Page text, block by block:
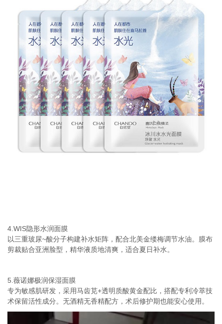
4.WIS隐形水润面膜
以三重玻尿~酸分子构建补水矩阵，配合北美金缕梅调节水油。膜布
剪裁贴合亚洲脸型，精华液质地清爽，适合夏日补水。
5.薇诺娜极润保湿面膜
专为敏感肌研发，采用马齿苋+透明质酸黄金配比，搭配专利冷萃技
术保留活性成分。无酒精无香精配方，术后修护期也能安心使用。